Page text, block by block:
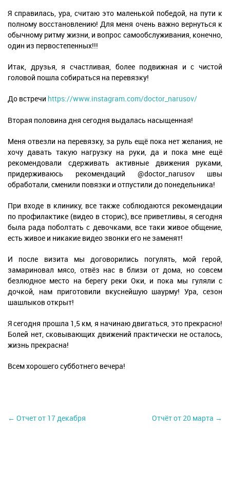
Я справилась, ура, считаю это маленькой победой, на пути к
полному восстановлению! Для меня очень важно вернуться к
обычному ритму жизни, и вопрос самообслуживания, конечно,
один из первостепенных!!!
Итак, друзья, я счастливая, более подвижная и с чистой
головой пошла собираться на перевязку!
До встречи https://www.instagram.com/doctor_narusov/
Вторая половина дня сегодня выдалась насыщенная!
Меня отвезли на перевязку, за руль ещё пока нет желания, не
хочу давать такую нагрузку на руки, да и пока мне ещё
рекомендовали сдерживать активные движения руками,
придерживаюсь рекомендаций @doctor_narusov швы
обработали, сменили повязки и отпустили до понедельника!
При входе в клинику, все также соблюдаются рекомендации
по профилактике (видео в сторис), все приветливы, я сегодня
была рада поболтать с девочками, все таки живое общение,
есть живое и никакие видео звонки его не заменят!
И после визита мы договорились погулять, мой герой,
замариновал мясо, отвёз нас в близи от дома, но совсем
безлюдное место на берегу реки Оки, и пока мы гуляли с
дочкой, нам приготовили вкуснейшую шаурму! Ура, сезон
шашлыков открыт!
Я сегодня прошла 1,5 км, я начинаю двигаться, это прекрасно!
Болей нет, сковывающих движений практически не осталось,
жизнь прекрасна!
Всем хорошего субботнего вечера!
← Отчет от 17 декабря Отчёт от 20 марта →